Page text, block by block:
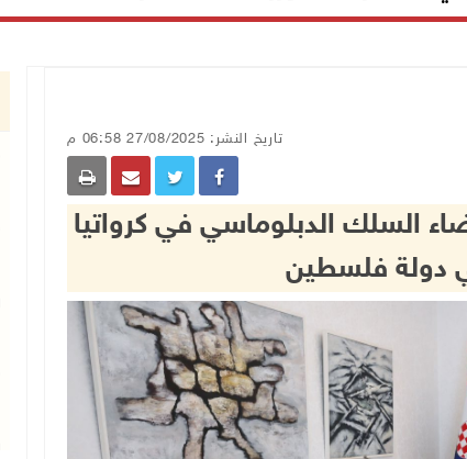
تاريخ النشر: 27/08/2025 06:58 م
السلك الدبلوماسي في كرواتيا
دولة فلسطين